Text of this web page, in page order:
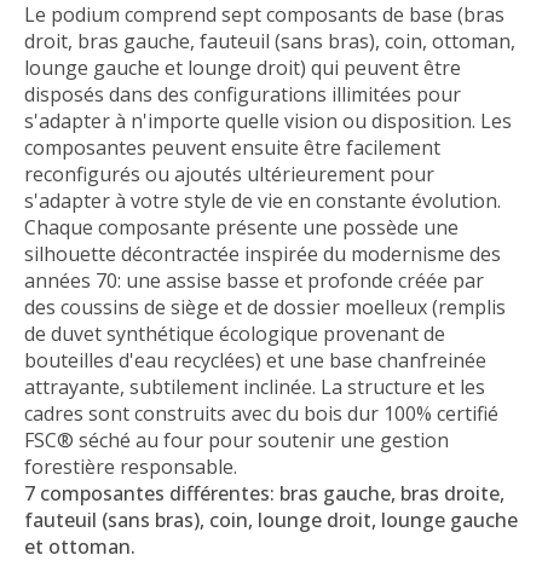
Le podium comprend sept composants de base (bras
droit, bras gauche, fauteuil (sans bras), coin, ottoman,
lounge gauche et lounge droit) qui peuvent être
disposés dans des configurations illimitées pour
s'adapter à n'importe quelle vision ou disposition. Les
composantes peuvent ensuite être facilement
reconfigurés ou ajoutés ultérieurement pour
s'adapter à votre style de vie en constante évolution.
Chaque composante présente une possède une
silhouette décontractée inspirée du modernisme des
années 70: une assise basse et profonde créée par
des coussins de siège et de dossier moelleux (remplis
de duvet synthétique écologique provenant de
bouteilles d'eau recyclées) et une base chanfreinée
attrayante, subtilement inclinée. La structure et les
cadres sont construits avec du bois dur 100% certifié
FSC® séché au four pour soutenir une gestion
forestière responsable.
7 composantes différentes: bras gauche, bras droite,
fauteuil (sans bras), coin, lounge droit, lounge gauche
et ottoman.